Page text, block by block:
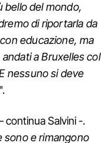
bello del mondo,
di riportarla da
educazione, ma
a Bruxelles col
nessuno si deve
continua Salvini -.
sono e rimangono